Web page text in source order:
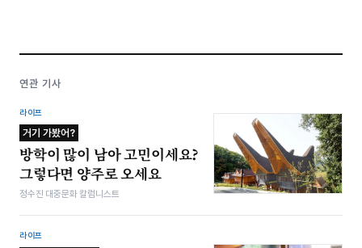
연관 기사
라이프
거기 가봤어?
방학이 많이 남아 고민이세요?
그렇다면 양주로 오세요
정수진 대중문화 칼럼니스트
라이프